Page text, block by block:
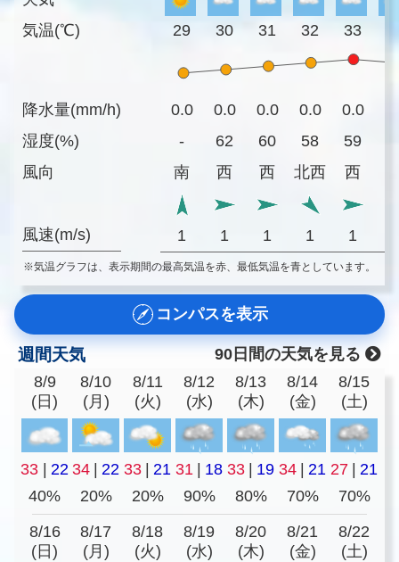
気温(℃)
降水量(mm/h)
湿度(%)
風向
風速(m/s)
29 30 31 32 33
0.0 0.0 0.0 0.0 0.0
-
62 60 58 59
南
西 西 北西 西
1 1 1 1 1
※気温グラフは、表示期間の最高気温を赤、最低気温を青としています。
コンパスを表示
週間天気
90日間の天気を見る
8/9
(日)
8/10
(月)
8/11
(火)
8/12
(水)
8/13
(木)
8/14
(金)
8/15
(土)
33 22 34 22 33 21 31 18 33 19 34 21 27
21
40%
20% 20% 90% 80% 70% 70%
8/16
(日)
8/17
(月)
8/18
(火)
8/19
(水)
8/20
(木)
8/21
(金)
8/22
(土)